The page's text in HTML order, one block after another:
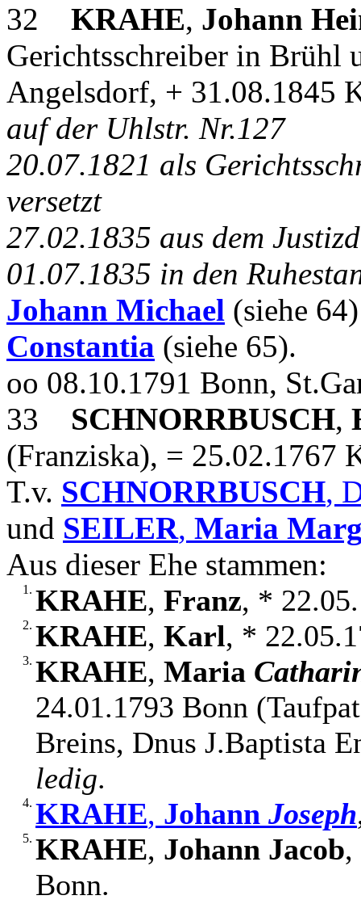
32 KRAHE, Johann
Gerichtsschreiber in Brühl
Angelsdorf, + 31.08.1845
auf der Uhlstr. Nr.127
20.07.1821 als
versetzt
27.02.1835 aus dem
01.07.1835 in den
Johann Michael (siehe
Constantia (siehe 65).
oo 08.10.1791 Bonn,
33 SCHNORRBUSCH,
(Franziska), = 25.02.1767
T.v. SCHNORRBUSCH,
und SEILER, Maria
Aus dieser Ehe stammen:
1. KRAHE, Franz, *
2. KRAHE, Karl, *
3. KRAHE, Maria
24.01.1793 Bonn
Breins, Dnus J.Baptista
ledig.
4. KRAHE, Johann Joseph
5. KRAHE, Johann Jacob,
Bonn.